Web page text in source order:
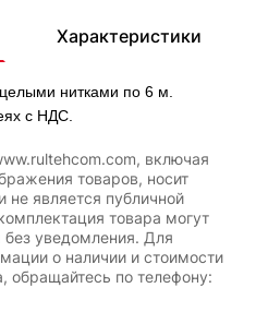
Характеристики
нитками по 6 м.
с НДС.
включая
товаров, носит
является публичной
товара могут
без уведомления. Для
о наличии и стоимости
обращайтесь по телефону: